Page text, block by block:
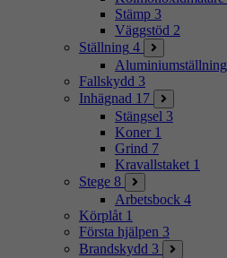
Stämp 3
Väggstöd 2
Ställning 4
Aluminiumställning
Fallskydd 3
Inhägnad 17
Stängsel 3
Koner 1
Grind 7
Kravallstaket 1
Stege 8
Arbetsbock 4
Körplåt 1
Första hjälpen 3
Brandskydd 3